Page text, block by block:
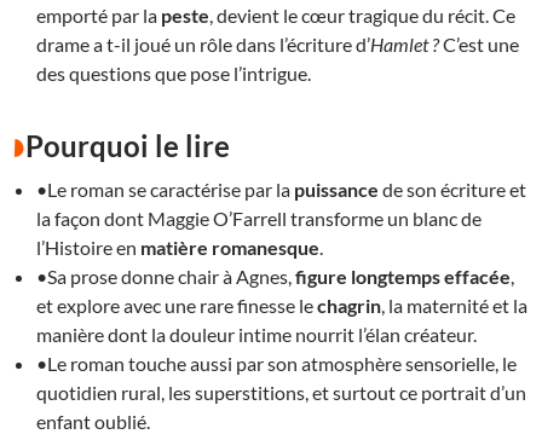
emporté par la peste , devient le cœur tragique du récit. Ce
drame a t-il joué un rôle dans l’écriture d’Hamlet ?C’est une
des questions que pose l’intrigue.
Pourquoi le lire
•Le roman se caractérise par la puissance de son écriture et
la façon dont Maggie O’Farrell transforme un blanc de
l’Histoire en matière romanesque
•Sa prose donne chair à Agnes, figure longtemps effacée
et explore avec une rare finesse lechagrin , la maternité et la
manière dont la douleur intime nourrit l’élan créateur.
•Le roman touche aussi par son atmosphère sensorielle, le
quotidien rural, les superstitions, et surtout ce portrait d’un
enfant oublié.